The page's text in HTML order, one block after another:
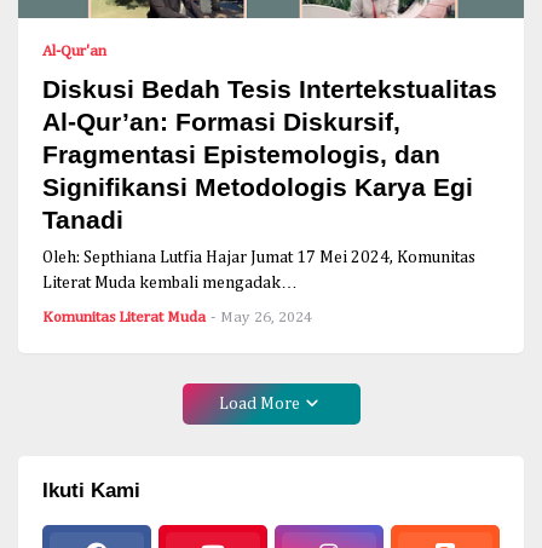
Al-Qur'an
Diskusi Bedah Tesis Intertekstualitas
Al-Qur’an: Formasi Diskursif,
Fragmentasi Epistemologis, dan
Signifikansi Metodologis Karya Egi
Tanadi
Oleh: Septhiana Lutfia Hajar Jumat 17 Mei 2024, Komunitas
Literat Muda kembali mengadak…
Komunitas Literat Muda - May 26, 2024
Load More
Ikuti Kami